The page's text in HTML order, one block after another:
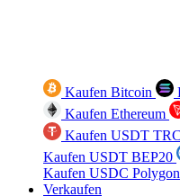
Kaufen Bitcoin
Kaufen Ethereum
Kaufen USDT
Kaufen USDT BEP20
Kaufen USDC Polygon
Verkaufen